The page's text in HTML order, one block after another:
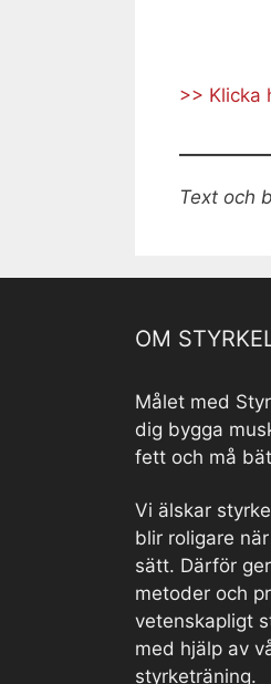
>> Klicka
Text och
OM
Målet med
dig bygga
fett och må
Vi älskar
blir roligare
sätt. Därför
metoder och
vetenskapligt
med hjälp av
styrketräning.